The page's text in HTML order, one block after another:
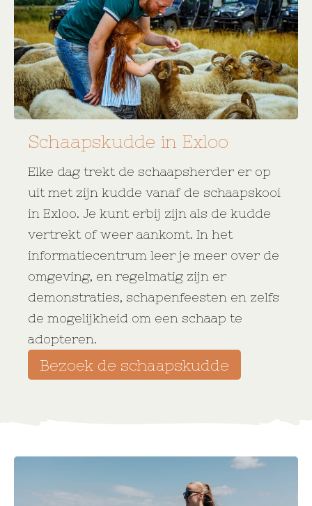
Schaapskudde in Exloo
Elke dag trekt de schaapsherder er op
uit met zijn kudde vanaf de schaapskooi
in Exloo. Je kunt erbij zijn als de kudde
vertrekt of weer aankomt. In het
informatiecentrum leer je meer over de
omgeving, en regelmatig zijn er
demonstraties, schapenfeesten en zelfs
de mogelijkheid om een schaap te
adopteren.
Bezoek de schaapskudde